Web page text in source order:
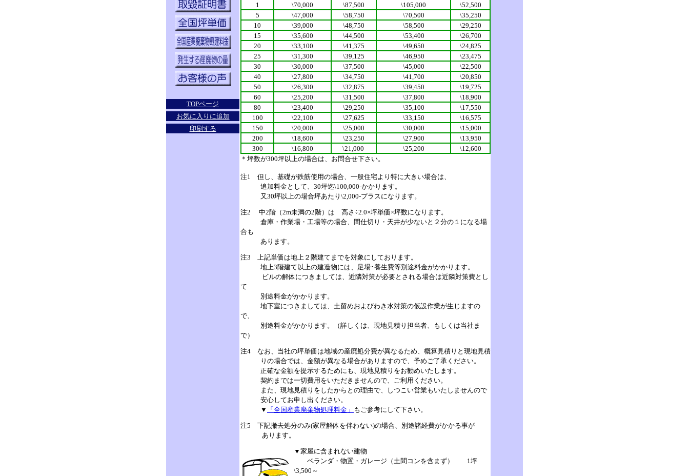
TOPページ
お気に入りに追加
印刷する
1
\70,000 \87,500 \105,000
\52,500
5
\47,000 \58,750 \70,500
\35,250
10
\39,000 \48,750 \58,500
\29,250
15
\35,600 \44,500 \53,400
\26,700
20
\33,100 \41,375 \49,650
\24,825
25
\31,300 \39,125 \46,950
\23,475
30
\30,000 \37,500 \45,000
\22,500
40
\27,800 \34,750 \41,700
\20,850
50
\26,300 \32,875 \39,450
\19,725
60
\25,200 \31,500 \37,800
\18,900
80
\23,400 \29,250 \35,100
\17,550
100
\22,100 \27,625 \33,150
\16,575
150
\20,000 \25,000 \30,000
\15,000
200
\18,600 \23,250 \27,900
\13,950
300
\16,800 \21,000 \25,200
\12,600
＊坪数が300坪以上の場合は、お問合せ下さい。
注1 但し、 基礎が鉄筋使用の場合、一般住宅より特に大きい場合は、
追加料金として、30坪迄\100,000-かかります。
又30坪以上の場合坪あたり\2,000-プラスになります。
注2 中2階 （2m未満の2階）は 高さ÷2.0×坪単価×坪数になります。
倉庫・作業場・工場等の場合、間仕切り・天井が少ないと２分の１になる場
合も
あります。
注3 上記単価は地上２階建てまでを対象にしております。
地上3階建て 以上の建造物には、足場･養生費等別途料金がかかります。
ビルの解体につきましては、 近隣対策が必要とされる場合は近隣対策費とし
て
別途料金がかかります。
地下室につきましては、土留めおよびわき水対策の仮設作業が生じますの
で、
別途料金がかかります。（詳しくは、現地見積り担当者、もしくは当社ま
で）
注4 なお、当社の坪単価 は地域の産廃処分費が異なるため、概算見積りと 現地見積
りの場合では、金額が異なる場合がありますので、予めご了承ください。
正確な金額を提示するためにも、現地見積りをお勧めいたします。
契約までは一切費用をいただきませんので、ご利用ください。
また、現地見積りをしたからとの理由で、しつこい営業もいたしませんので
安心してお申し出ください。
▼
「全国産業廃棄物処理料金」 もご参考にして下さい。
注5 下記撤去処分のみ(家屋解体を伴わない)の場合、別途諸経費がかかる事が
あります。
▼家屋に含まれない建物
ベランダ ・ 物置 ・ ガレージ （土間コンを含まず） 1坪
\3,500～